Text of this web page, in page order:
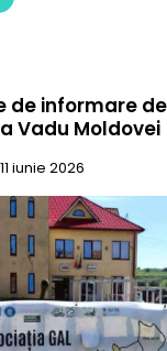
de informare
Vadu Moldovei
11 iunie 2026